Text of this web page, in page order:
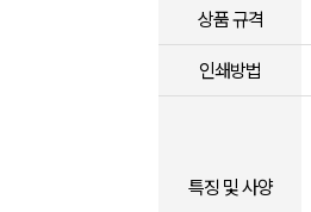
상품 규격
인쇄방법
특징 및 사양